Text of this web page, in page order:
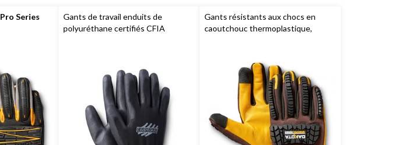
Series
Gants de travail enduits de
polyuréthane certifiés CFIA
Gants résistants aux chocs en
caoutchouc thermoplastique,